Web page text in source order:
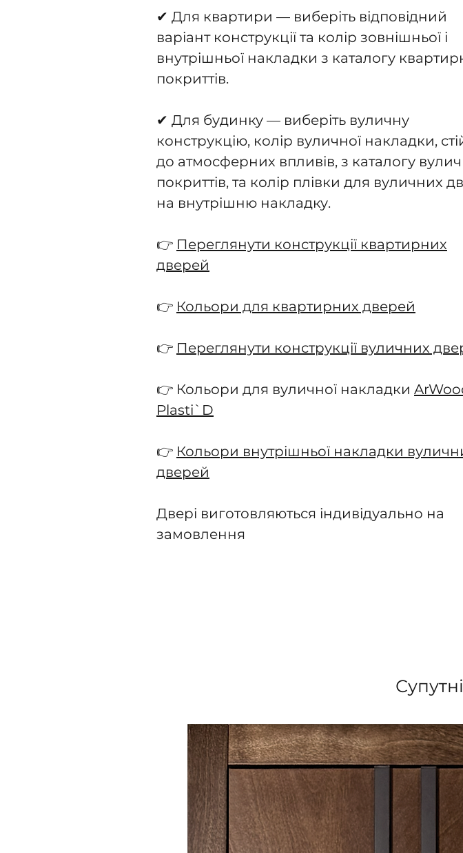
✔ Для квартири — виберіть відповідний
варіант конструкції та колір зовнішньої і
внутрішньої накладки з каталогу
покриттів.
✔ Для будинку — виберіть вуличну
конструкцію, колір вуличної накладки,
до атмосферних впливів, з каталогу
покриттів, та колір плівки для вуличних
на внутрішню накладку.
👉 Переглянути конструкції квартирних
дверей
👉 Кольори для квартирних дверей
👉 Переглянути конструкції вуличних
👉 Кольори для вуличної накладки
Plasti`D
👉 Кольори внутрішньої накладки
дверей
Двері виготовляються індивідуально на
замовлення